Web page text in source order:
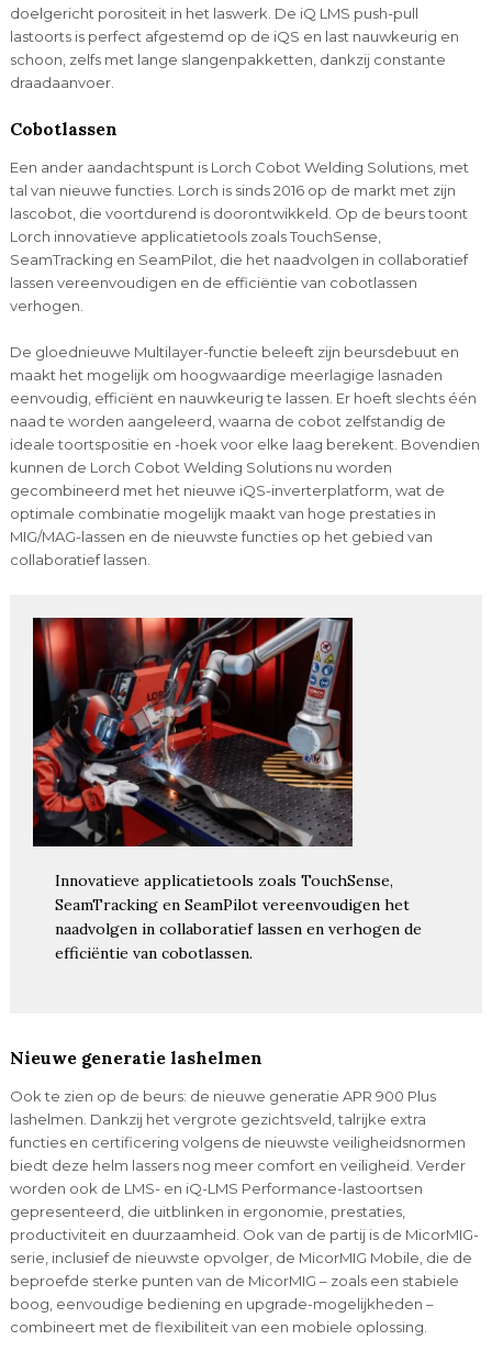
doelgericht porositeit in het laswerk. De iQ LMS push-pull
lastoorts is perfect afgestemd op de iQS en last nauwkeurig en
schoon, zelfs met lange slangenpakketten, dankzij constante
draadaanvoer.
Cobotlassen
Een ander aandachtspunt is Lorch Cobot Welding Solutions, met
tal van nieuwe functies. Lorch is sinds 2016 op de markt met zijn
lascobot, die voortdurend is doorontwikkeld. Op de beurs toont
Lorch innovatieve applicatietools zoals TouchSense,
SeamTracking en SeamPilot, die het naadvolgen in collaboratief
lassen vereenvoudigen en de efficiëntie van cobotlassen
verhogen.
De gloednieuwe Multilayer-functie beleeft zijn beursdebuut en
maakt het mogelijk om hoogwaardige meerlagige lasnaden
eenvoudig, efficiënt en nauwkeurig te lassen. Er hoeft slechts één
naad te worden aangeleerd, waarna de cobot zelfstandig de
ideale toortspositie en -hoek voor elke laag berekent. Bovendien
kunnen de Lorch Cobot Welding Solutions nu worden
gecombineerd met het nieuwe iQS-inverterplatform, wat de
optimale combinatie mogelijk maakt van hoge prestaties in
MIG/MAG-lassen en de nieuwste functies op het gebied van
collaboratief lassen.
Innovatieve applicatietools zoals TouchSense,
SeamTracking en SeamPilot vereenvoudigen het
naadvolgen in collaboratief lassen en verhogen de
efficiëntie van cobotlassen.
Nieuwe generatie lashelmen
Ook te zien op de beurs: de nieuwe generatie APR 900 Plus
lashelmen. Dankzij het vergrote gezichtsveld, talrijke extra
functies en certificering volgens de nieuwste veiligheidsnormen
biedt deze helm lassers nog meer comfort en veiligheid. Verder
worden ook de LMS- en iQ-LMS Performance-lastoortsen
gepresenteerd, die uitblinken in ergonomie, prestaties,
productiviteit en duurzaamheid. Ook van de partij is de MicorMIG-
serie, inclusief de nieuwste opvolger, de MicorMIG Mobile, die de
beproefde sterke punten van de MicorMIG – zoals een stabiele
boog, eenvoudige bediening en upgrade-mogelijkheden –
combineert met de flexibiliteit van een mobiele oplossing.